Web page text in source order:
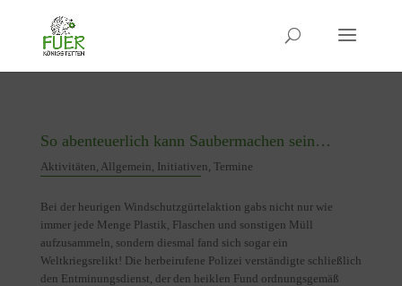
So abenteuerlich kann Saubermachen sein…
Aktivitäten, Allgemein, Initiativen, Termine
Bei der heurigen Windschutzgürtelaktion gabs nicht nur wie
immer jede Menge Plastik, Flaschen und sonstigen Müll
aufzusammeln, sondern diesmal fand sich sogar ein
Weltkriegsrelikt! Die herbeirufene Polizei verständigte schließlich
den Entminungsdienst, der den heiklen Fund ordnungsgemäß